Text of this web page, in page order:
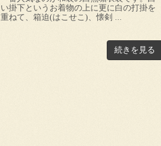
い掛下というお着物の上に更に白の打掛を
重ねて、箱迫(はこせこ)、懐剣 ...
続きを見る